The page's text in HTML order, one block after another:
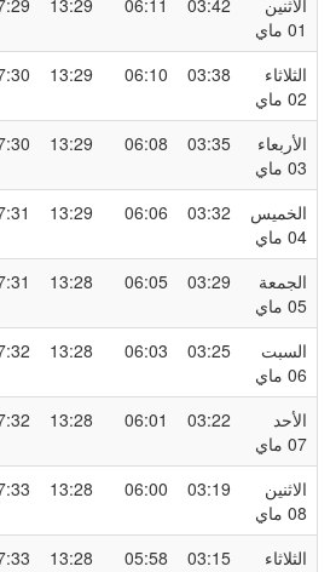
03:42
06:11
13:29
17:29
03:38
06:10
13:29
17:30
03:35
06:08
13:29
17:30
03:32
06:06
13:29
17:31
03:29
06:05
13:28
17:31
03:25
06:03
13:28
17:32
03:22
06:01
13:28
17:32
03:19
06:00
13:28
17:33
03:15
05:58
13:28
17:33